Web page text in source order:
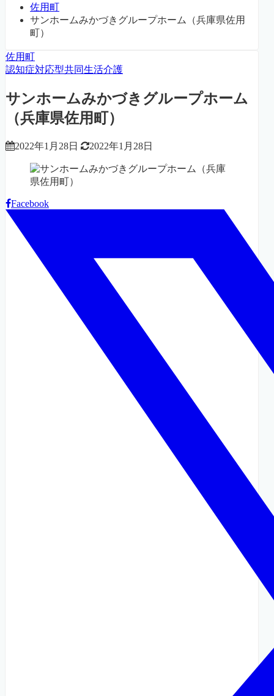
佐用町
サンホームみかづきグループホーム（兵庫県佐用
町）
佐用町
認知症対応型共同生活介護
サンホームみかづきグループホーム
（兵庫県佐用町）
2022年1月28日 2022年1月28日
Facebook